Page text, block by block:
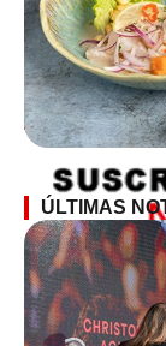
ÚLTIMAS